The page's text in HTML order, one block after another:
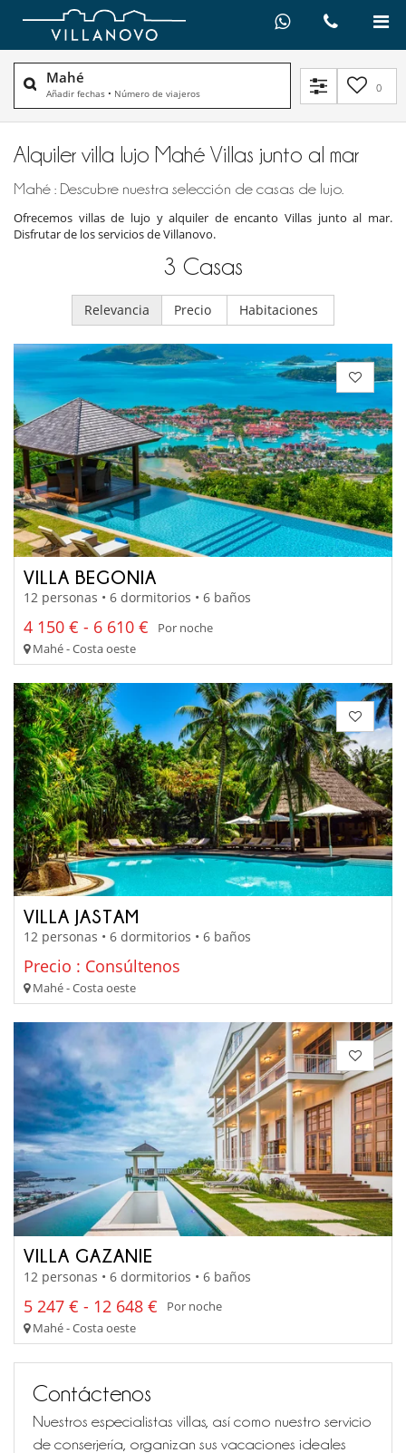
Mahé
Añadir fechas • Número de viajeros 0
Alquiler villa lujo Mahé Villas junto al mar
Mahé : Descubre nuestra selección de casas de lujo.
Ofrecemos villas de lujo y alquiler de encanto Villas junto al mar.
Disfrutar de los servicios de Villanovo.
3 Casas
Relevancia Precio Habitaciones
VILLA BEGONIA
12 personas • 6 dormitorios • 6 baños
4 150 € - 6 610 €
Por noche
Mahé - Costa oeste
VILLA JASTAM
12 personas • 6 dormitorios • 6 baños
Precio : Consúltenos
Mahé - Costa oeste
VILLA GAZANIE
12 personas • 6 dormitorios • 6 baños
5 247 € - 12 648 €
Por noche
Mahé - Costa oeste
Contáctenos
Nuestros especialistas villas, así como nuestro servicio
de conserjería, organizan sus vacaciones ideales